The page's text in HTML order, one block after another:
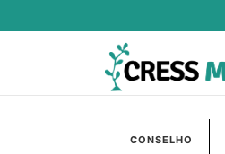
CONSELHO